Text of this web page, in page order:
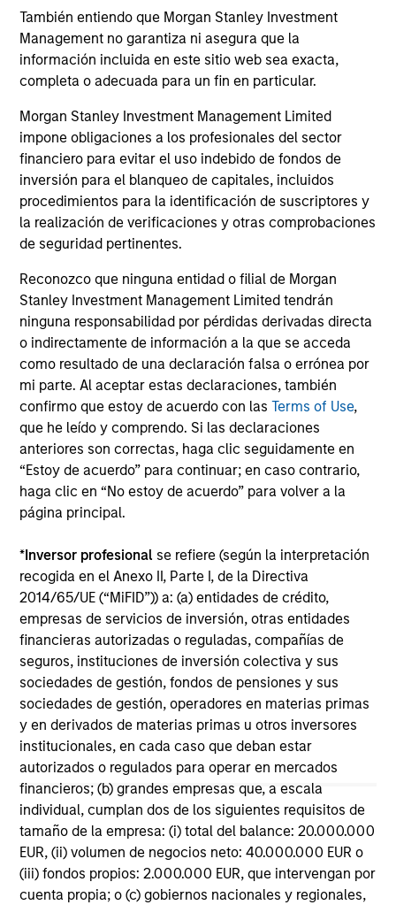
También entiendo que Morgan Stanley Investment
Management no garantiza ni asegura que la
información incluida en este sitio web sea exacta,
completa o adecuada para un fin en particular.
Morgan Stanley Investment Management Limited
impone obligaciones a los profesionales del sector
financiero para evitar el uso indebido de fondos de
inversión para el blanqueo de capitales, incluidos
procedimientos para la identificación de suscriptores y
la realización de verificaciones y otras comprobaciones
de seguridad pertinentes.
Reconozco que ninguna entidad o filial de Morgan
Stanley Investment Management Limited tendrán
ninguna responsabilidad por pérdidas derivadas directa
o indirectamente de información a la que se acceda
como resultado de una declaración falsa o errónea por
mi parte. Al aceptar estas declaraciones, también
confirmo que estoy de acuerdo con lasTerms of Use,
que he leído y comprendo. Si las declaraciones
anteriores son correctas, haga clic seguidamente en
“Estoy de acuerdo” para continuar; en caso contrario,
haga clic en “No estoy de acuerdo” para volver a la
página principal.
*Inversor profesional se refiere (según la interpretación
recogida en el Anexo II, Parte I, de la Directiva
2014/65/UE (“MiFID”)) a: (a) entidades de crédito,
empresas de servicios de inversión, otras entidades
financieras autorizadas o reguladas, compañías de
seguros, instituciones de inversión colectiva y sus
sociedades de gestión, fondos de pensiones y sus
sociedades de gestión, operadores en materias primas
y en derivados de materias primas u otros inversores
institucionales, en cada caso que deban estar
autorizados o regulados para operar en mercados
financieros; (b) grandes empresas que, a escala
individual, cumplan dos de los siguientes requisitos de
tamaño de la empresa: (i) total del balance: 20.000.000
EUR, (ii) volumen de negocios neto: 40.000.000 EUR o
(iii) fondos propios: 2.000.000 EUR, que intervengan por
cuenta propia; o (c) gobiernos nacionales y regionales,
Invests primarily in established and
emerging mid cap companies in the United
States.
Insight
Invests primarily in established and
emerging companies in the United States.
Ver todo
ARTÍCULOS RELACIONADOS
CONSILIENT OBSERVER
The Wisdom of Crowds in Markets:
Crowd Behavior in Prediction, Betting,
and Stock Markets
We review the wisdom of crowds in the
context of prediction markets, sports betting
markets, parimutuel betting markets, and the
stock market. For each, we describe the
market, give a history, examine its accuracy,
see how it aggregates information, check for
diversity breakdowns, and consider the role of
incentives. The betting markets are zero-sum,
but the stock market has positive expected
returns. Understanding how markets work is
useful for evaluating opportunities for excess
returns.
05-AGO-2026